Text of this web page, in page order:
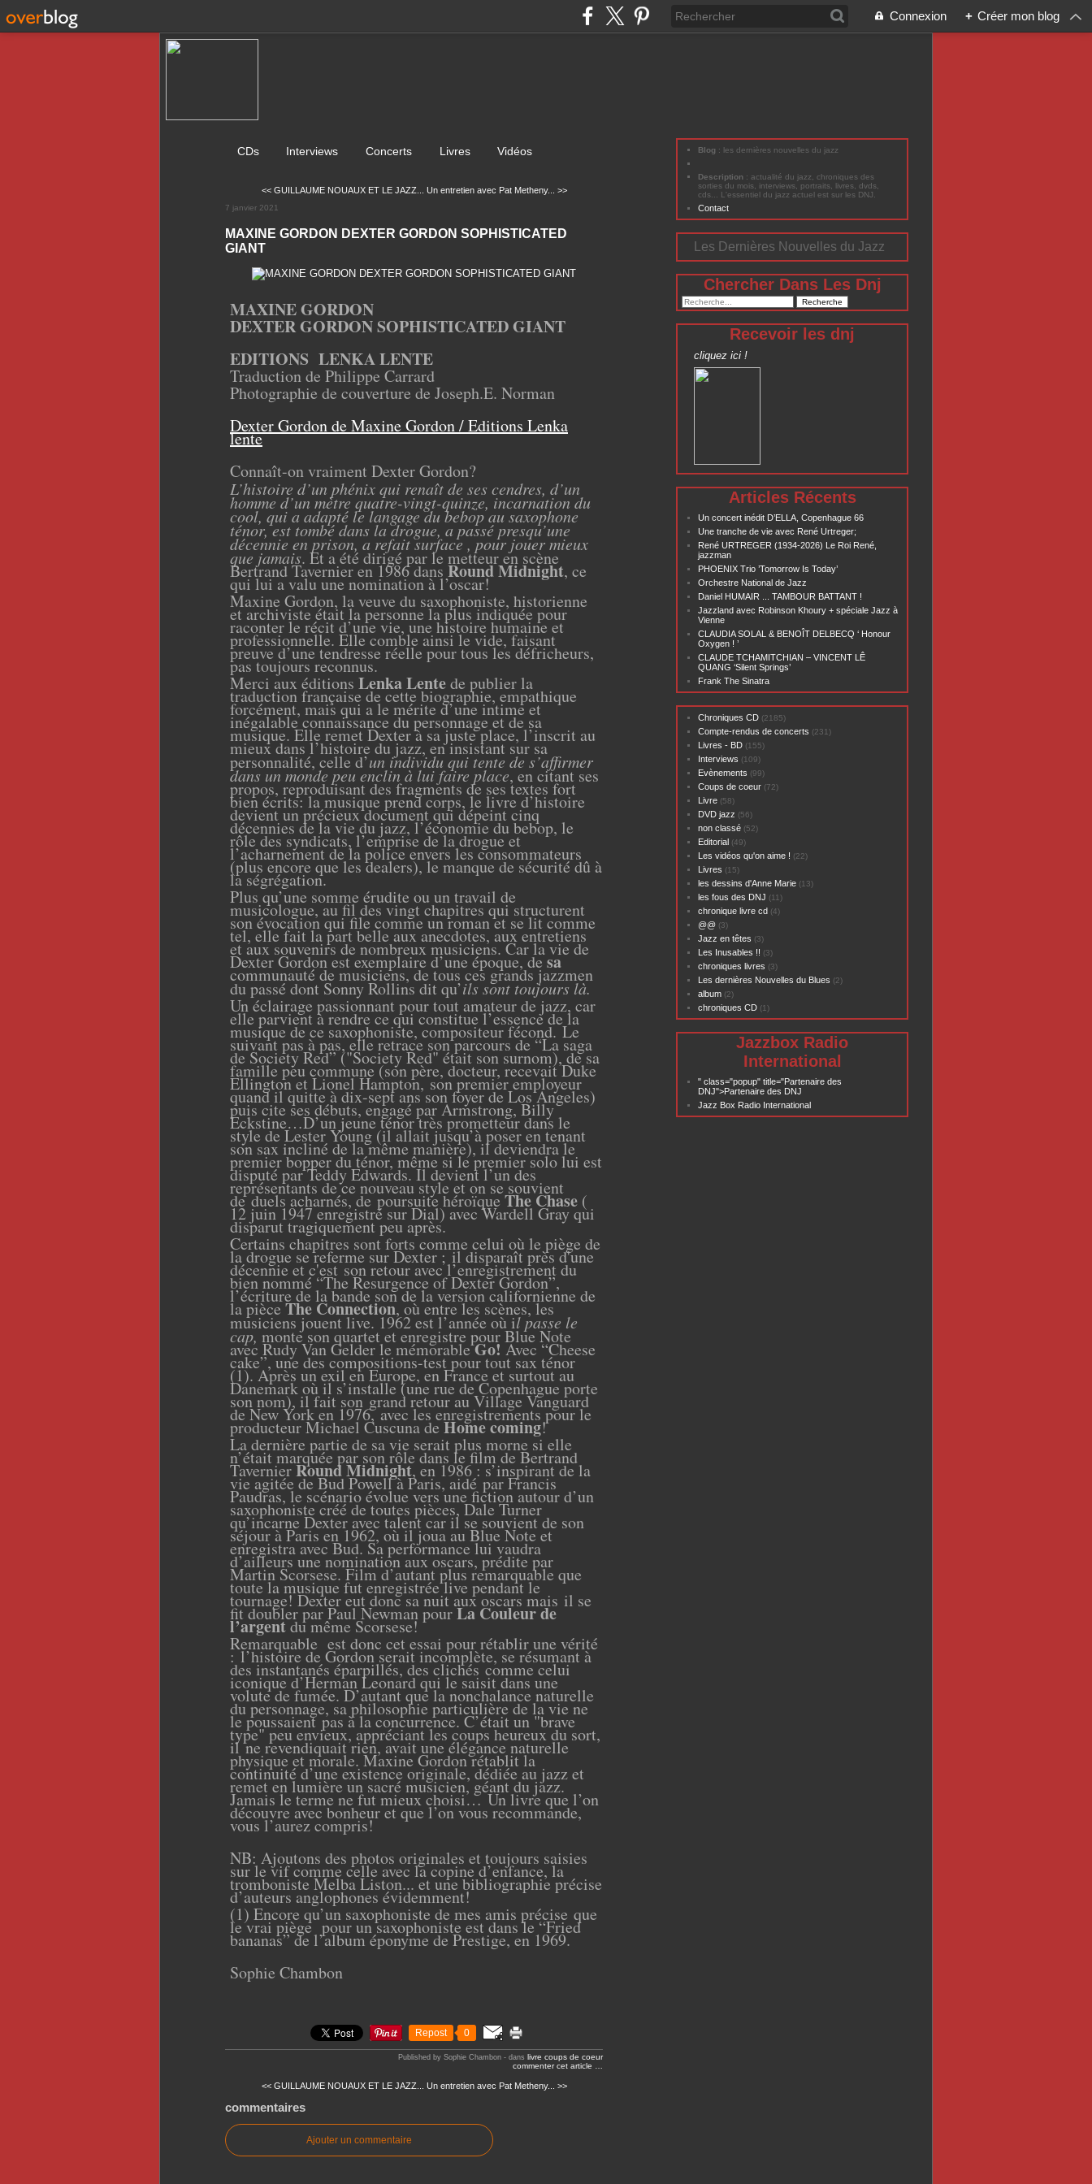
Connexion + Créer mon blog
CDs Interviews Concerts Livres Vidéos
<< GUILLAUME NOUAUX ET LE JAZZ... Un entretien avec Pat Metheny... >>
7 janvier 2021
MAXINE GORDON DEXTER GORDON SOPHISTICATED
GIANT
MAXINE GORDON
DEXTER GORDON SOPHISTICATED GIANT
EDITIONS LENKA LENTE
Traduction de Philippe Carrard
Photographie de couverture de Joseph.E. Norman
Dexter Gordon de Maxine Gordon / Editions Lenka
lente
Connaît-on vraiment Dexter Gordon?
L’histoire d’un phénix qui renaît de ses cendres, d’un
homme d’un mètre quatre-vingt-quinze, incarnation du
cool, qui a adapté le langage du bebop au saxophone
ténor, est tombé dans la drogue, a passé presqu’une
décennie en prison, a refait surface , pour jouer mieux
que jamais. Et a été dirigé par le metteur en scène
Bertrand Tavernier en 1986 dans Round Midnight, ce
qui lui a valu une nomination à l’oscar!
Maxine Gordon, la veuve du saxophoniste, historienne
et archiviste était la personne la plus indiquée pour
raconter le récit d’une vie, une histoire humaine et
professionnelle. Elle comble ainsi le vide, faisant
preuve d’une tendresse réelle pour tous les défricheurs,
pas toujours reconnus.
Merci aux éditions Lenka Lentede publier la
traduction française de cette biographie, empathique
forcément, mais qui a le mérite d’une intime et
inégalable connaissance du personnage et de sa
musique. Elle remet Dexter à sa juste place, l’inscrit au
mieux dans l’histoire du jazz, en insistant sur sa
personnalité, celle d’un individu qui tente de s’affirmer
dans un monde peu enclin à lui faire place, en citant ses
propos, reproduisant des fragments de ses textes fort
bien écrits: la musique prend corps, le livre d’histoire
devient un précieux document qui dépeint cinq
décennies de la vie du jazz, l’économie du bebop, le
rôle des syndicats, l’emprise de la drogue et
l’acharnement de la police envers les consommateurs
(plus encore que les dealers), le manque de sécurité dû à
la ségrégation.
Plus qu’une somme érudite ou un travail de
musicologue, au fil des vingt chapitres qui structurent
son évocation qui file comme un roman et se lit comme
tel, elle fait la part belle aux anecdotes, aux entretiens
et aux souvenirs de nombreux musiciens. Car la vie de
Dexter Gordon est exemplaire d’une époque, desa
communauté de musiciens, de tous ces grands jazzmen
du passé dont Sonny Rollins dit qu’ils sont toujours là.
Un éclairage passionnant pour tout amateur de jazz, car
elle parvient à rendre ce qui constitue l’essence de la
musique de ce saxophoniste, compositeur fécond.Le
suivant pas à pas, elle retrace son parcours de “La saga
de Society Red” ("Society Red" était son surnom), de sa
famille peu commune (son père, docteur, recevait Duke
Ellington et Lionel Hampton, son premier employeur
quand il quitte à dix-sept ans son foyer de Los Angeles)
puis cite ses débuts, engagé par Armstrong, Billy
Eckstine…D’un jeune ténor très prometteur dans le
style de Lester Young (il allait jusqu’à poser en tenant
son sax incliné de la même manière), il deviendra le
premier bopper du ténor, même si le premier solo lui est
disputé par Teddy Edwards. Il devient l’un des
représentants de ce nouveau style et on se souvient
de duels acharnés, de poursuite héroïqueThe Chase (
12 juin 1947 enregistré sur Dial) avec Wardell Gray qui
disparut tragiquement peu après.
Certains chapitres sont forts comme celui où le piège de
la drogue se referme sur Dexter ; il disparaît près d'une
décennie et c'est son retour avec l’enregistrement du
bien nommé “The Resurgence of Dexter Gordon”,
l’écriture de la bande son de la version californienne de
la pièceThe Connection, où entre les scènes, les
musiciens jouent live. 1962 est l’année où il passe le
cap,monte son quartet et enregistre pour Blue Note
avec Rudy Van Gelder le mémorableGo! Avec “Cheese
cake”, une des compositions-test pour tout sax ténor
(1). Après un exil en Europe, en France et surtout au
Danemark où il s’installe (une rue de Copenhague porte
son nom), il fait son grand retour au Village Vanguard
de New York en 1976, avec les enregistrements pour le
producteur Michael Cuscuna deHome coming!
La dernière partie de sa vie serait plus morne si elle
n’était marquée par son rôle dans le film de Bertrand
TavernierRound Midnight, en 1986 : s’inspirant de la
vie agitée de Bud Powell à Paris, aidé par Francis
Paudras, le scénario évolue vers une fiction autour d’un
saxophoniste créé de toutes pièces, Dale Turner
qu’incarne Dexter avec talent car il se souvient de son
séjour à Paris en 1962, où il joua au Blue Note et
enregistra avec Bud. Sa performance lui vaudra
d’ailleurs une nomination aux oscars, prédite par
Martin Scorsese. Film d’autant plus remarquable que
toute la musique fut enregistrée live pendant le
tournage! Dexter eut donc sa nuit aux oscars mais il se
fit doubler par Paul Newman pourLa Couleur de
l’argentdu même Scorsese!
Remarquable est donc cet essai pour rétablir une vérité
: l’histoire de Gordon serait incomplète, se résumant à
des instantanés éparpillés, des clichés comme celui
iconique d’Herman Leonard qui le saisit dans une
volute de fumée. D’autant que la nonchalance naturelle
du personnage, sa philosophie particulière de la vie ne
le poussaient pas à la concurrence. C’était un "brave
type" peu envieux, appréciant les coups heureux du sort,
il ne revendiquait rien, avait une élégance naturelle
physique et morale. Maxine Gordon rétablit la
continuité d’une existence originale, dédiée au jazz et
remet en lumière un sacré musicien, géant du jazz.
Jamais le terme ne fut mieux choisi…Un livre que l’on
découvre avec bonheur et que l’on vous recommande,
vous l’aurez compris!
NB: Ajoutons des photos originales et toujours saisies
sur le vif comme celle avec la copine d’enfance, la
tromboniste Melba Liston... et une bibliographie précise
d’auteurs anglophones évidemment!
(1) Encore qu’un saxophoniste de mes amis précise que
le vrai piège pour un saxophoniste est dans le “Fried
bananas” de l’album éponyme de Prestige, en 1969.
Sophie Chambon
Repost 0
Published by Sophie Chambon - dans livre coups de coeur
commenter cet article
<< GUILLAUME NOUAUX ET LE JAZZ... Un entretien avec Pat Metheny... >>
commentaires
Ajouter un commentaire
Blog : les dernières nouvelles du jazz
Description : actualité du jazz, chroniques des
sorties du mois, interviews, portraits, livres, dvds,
cds... L'essentiel du jazz actuel est sur les DNJ.
Contact
Les Dernières Nouvelles du Jazz
Chercher Dans Les Dnj
Recevoir les dnj
cliquez ici !
Articles Récents
Un concert inédit D’ELLA, Copenhague 66
Une tranche de vie avec René Urtreger;
René URTREGER (1934-2026) Le Roi René,
jazzman
PHOENIX Trio ’Tomorrow Is Today’
Orchestre National de Jazz
Daniel HUMAIR ... TAMBOUR BATTANT !
Jazzland avec Robinson Khoury + spéciale Jazz à
Vienne
CLAUDIA SOLAL & BENOÎT DELBECQ ‘ Honour
Oxygen ! ’
CLAUDE TCHAMITCHIAN – VINCENT LÊ
QUANG ‘Silent Springs’
Frank The Sinatra
Chroniques CD (2185)
Compte-rendus de concerts (231)
Livres - BD (155)
Interviews (109)
Evènements (99)
Coups de coeur (72)
Livre (58)
DVD jazz (56)
non classé (52)
Editorial (49)
Les vidéos qu'on aime ! (22)
Livres (15)
les dessins d'Anne Marie (13)
les fous des DNJ (11)
chronique livre cd (4)
@@ (3)
Jazz en têtes (3)
Les Inusables !! (3)
chroniques livres (3)
Les dernières Nouvelles du Blues (2)
album (2)
chroniques CD (1)
Jazzbox Radio
International
" class="popup" title="Partenaire des
DNJ">Partenaire des DNJ
Jazz Box Radio International